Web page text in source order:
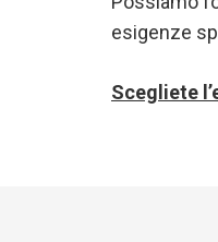
esigenze
Scegliete